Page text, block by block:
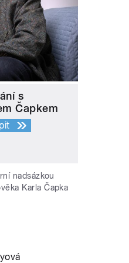
s
Čapkem
nadsázkou
Karla Čapka